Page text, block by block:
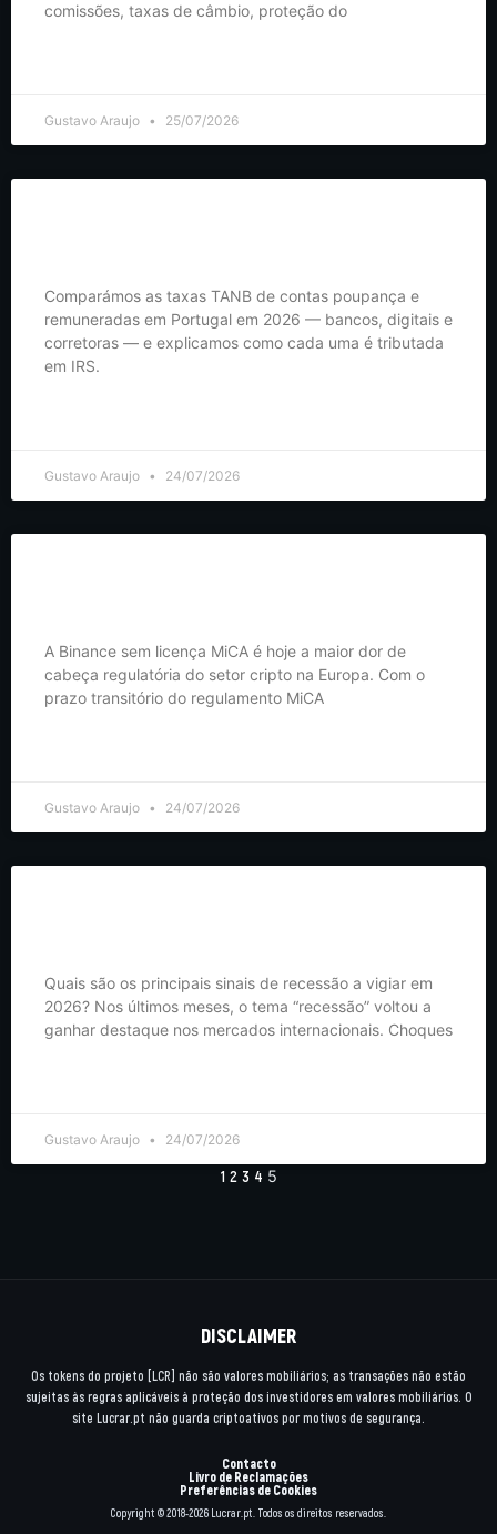
comissões, taxas de câmbio, proteção do
Gustavo Araujo 25/07/2026
Comparámos as taxas TANB de contas poupança e
remuneradas em Portugal em 2026 — bancos, digitais e
corretoras — e explicamos como cada uma é tributada
em IRS.
Gustavo Araujo 24/07/2026
A Binance sem licença MiCA é hoje a maior dor de
cabeça regulatória do setor cripto na Europa. Com o
prazo transitório do regulamento MiCA
Gustavo Araujo 24/07/2026
Quais são os principais sinais de recessão a vigiar em
2026? Nos últimos meses, o tema “recessão” voltou a
ganhar destaque nos mercados internacionais. Choques
Gustavo Araujo 24/07/2026
1 2 3 4 5
DISCLAIMER
Os tokens do projeto [LCR] não são valores mobiliários; as transações não estão
sujeitas às regras aplicáveis à proteção dos investidores em valores mobiliários. O
site Lucrar.pt não guarda criptoativos por motivos de segurança.
Contacto
Livro de Reclamações
Preferências de Cookies
Copyright © 2018-2026 Lucrar.pt. Todos os direitos reservados.